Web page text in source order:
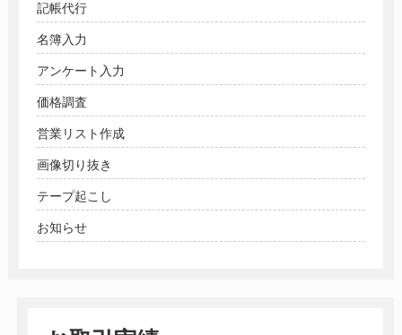
記帳代行
名簿入力
アンケート入力
価格調査
営業リスト作成
画像切り抜き
テープ起こし
お知らせ